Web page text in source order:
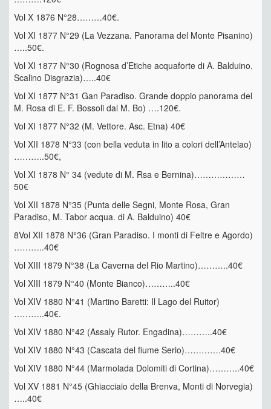
Vol X 1876 N°28………40€.
Vol XI 1877 N°29 (La Vezzana. Panorama del Monte Pisanino)
…..50€.
Vol XI 1877 N°30 (Rognosa d’Etiche acquaforte di A. Balduino.
Scalino Disgrazia)…..40€
Vol XI 1877 N°31 Gan Paradiso. Grande doppio panorama del
M. Rosa di E. F. Bossoli dal M. Bo) ….120€.
Vol XI 1877 N°32 (M. Vettore. Asc. Etna) 40€
Vol XII 1878 N°33 (con bella veduta in lito a colori dell’Antelao)
………..50€,
Vol XI 1878 N° 34 (vedute di M. Rsa e Bernina)………………
50€
Vol XII 1878 N°35 (Punta delle Segni, Monte Rosa, Gran
Paradiso, M. Tabor acqua. di A. Balduino) 40€
8Vol XII 1878 N°36 (Gran Paradiso. I monti di Feltre e Agordo)
………..40€
Vol XIII 1879 N°38 (La Caverna del Rio Martino)………..40€
Vol XIII 1879 N°40 (Monte Bianco)………..40€
Vol XIV 1880 N°41 (Martino Baretti: Il Lago del Ruitor)
………..40€.
Vol XIV 1880 N°42 (Assaly Rutor. Engadina)………..40€
Vol XIV 1880 N°43 (Cascata del fiume Serio)………….40€
Vol XIV 1880 N°44 (Marmolada Dolomiti di Cortina)………..40€
Vol XV 1881 N°45 (Ghiacciaio della Brenva, Monti di Norvegia)
…..40€